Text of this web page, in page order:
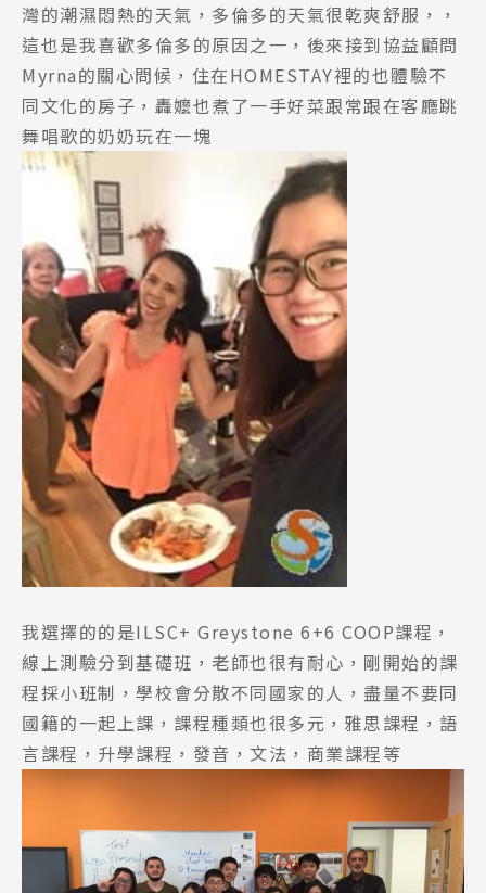
灣的潮濕悶熱的天氣，多倫多的天氣很乾爽舒服，，
這也是我喜歡多倫多的原因之一，後來接到協益顧問
Myrna的關心問候，住在HOMESTAY裡的也體驗不
同文化的房子，轟嬤也煮了一手好菜跟常跟在客廳跳
舞唱歌的奶奶玩在一塊
我選擇的的是ILSC+ Greystone 6+6 COOP課程，
線上測驗分到基礎班，老師也很有耐心，剛開始的課
程採小班制，學校會分散不同國家的人，盡量不要同
國籍的一起上課，課程種類也很多元，雅思課程，語
言課程，升學課程，發音，文法，商業課程等